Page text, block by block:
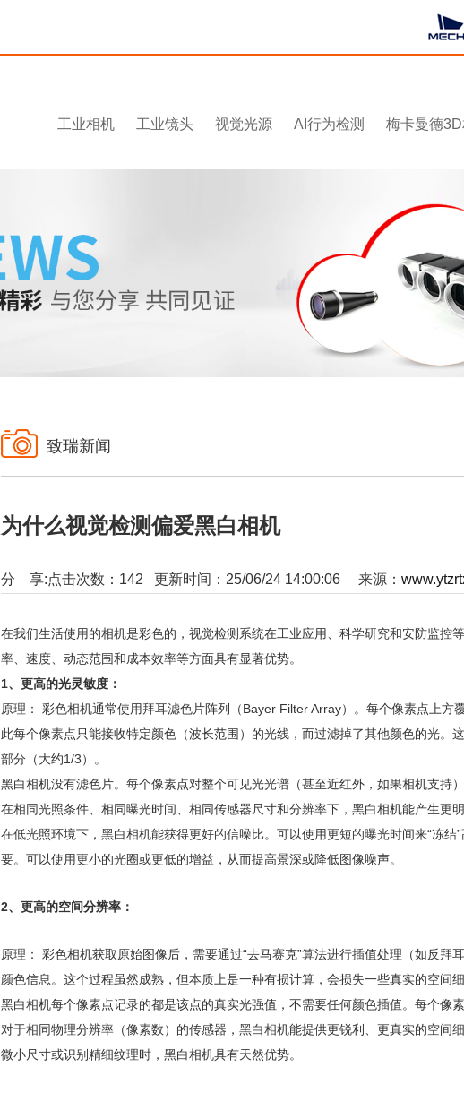
工业相机 工业镜头 视觉光源 AI行为检测 梅卡曼德
致瑞新闻
为什么视觉检测偏爱黑白相机
点击次数： 142 更新时间：25/06/24 14:00:06 来源：
分 享:
在我们生活使用的相机是彩色的， 视觉检测系统在工业应用、科学研究和安防监控
率、速度、动态范围和成本效率‌等方面具有显著优势。
1、更高的光灵敏度：‌
原理：‌ 彩色相机通常使用拜耳滤色片阵列（Bayer Filter Array）。每个像素点上方
此每个像素点只能接收特定颜色（波长范围）的光线，而过滤掉了其他颜色的光。
部分（大约1/3）‌。
黑白相机没有滤色片。每个像素点对整个可见光光谱（甚至近红外，如果相机支持
在‌相同光照条件、相同曝光时间、相同传感器尺寸和分辨率‌下，黑白相机能产生‌更
在‌低光照环境‌下，黑白相机能获得‌更好的信噪比‌。可以‌使用更短的曝光时间‌来“冻
要。可以‌使用更小的光圈或更低的增益‌，从而提高景深或降低图像噪声。
2、更高的空间分辨率：‌
原理：‌ 彩色相机获取原始图像后，需要通过“去马赛克”算法进行插值处理（如反
颜色信息。这个过程虽然成熟，但本质上是一种‌有损计算‌，会损失一些真实的空间
黑白相机每个像素点记录的都是该点的真实光强值，‌不需要任何颜色插值‌。每个像
对于‌相同物理分辨率（像素数）的传感器‌，黑白相机能提供‌更锐利、更真实的空间
微小尺寸或识别精细纹理时，黑白相机具有天然优势。